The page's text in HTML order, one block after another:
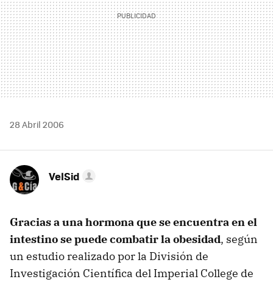
28 Abril 2006
VelSid
Gracias a una hormona que se encuentra en el
intestino se puede combatir la obesidad, según
un estudio realizado por la División de
Investigación Científica del Imperial College de